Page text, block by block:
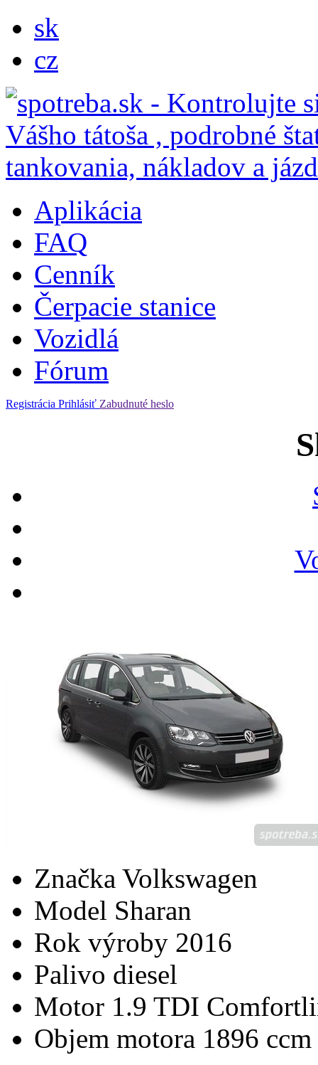
sk
cz
Aplikácia
FAQ
Cenník
Čerpacie stanice
Vozidlá
Fórum
Registrácia Prihlásiť Zabudnuté heslo
Značka Volkswagen
Model Sharan
Rok výroby 2016
Palivo diesel
Motor 1.9 TDI
Objem motora 1896 ccm